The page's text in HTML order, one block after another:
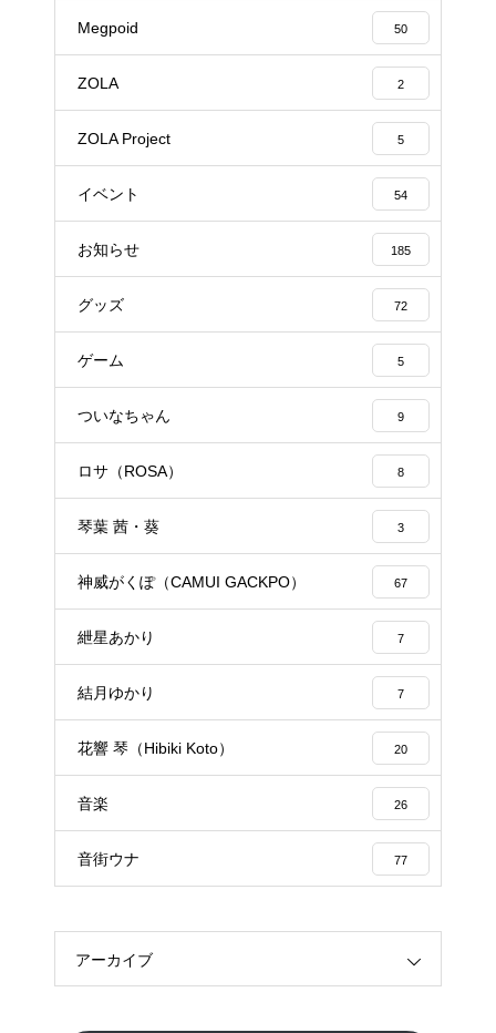
Megpoid 50
ZOLA 2
ZOLA Project 5
イベント 54
お知らせ 185
グッズ 72
ゲーム 5
ついなちゃん 9
ロサ（ROSA） 8
琴葉 茜・葵 3
神威がくぽ（CAMUI GACKPO） 67
紲星あかり 7
結月ゆかり 7
花響 琴（Hibiki Koto） 20
音楽 26
音街ウナ 77
アーカイブ